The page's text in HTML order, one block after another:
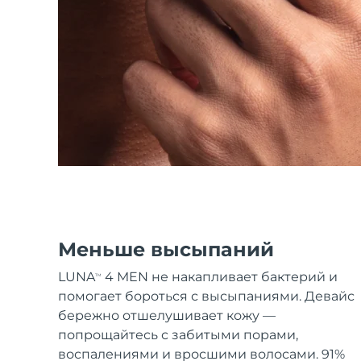
Меньше высыпаний
LUNATM
4 MEN не накапливает бактерий и
помогает бороться с высыпаниями. Девайс
бережно отшелушивает кожу —
попрощайтесь с забитыми порами,
воспалениями и вросшими волосами. 91%
All acne treatment devices
All revitalizing eye massagers
Уход KIWI™
Advanced pore care essentials
For healthy hair
issa™ Teeth Whitening Gel
Для мужчин